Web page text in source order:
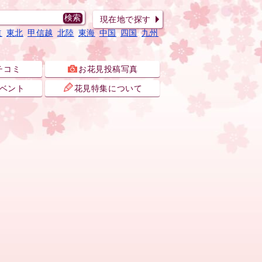
現在地で探す
東北 甲信越 北陸 東海 中国 四国 九州
コミ お花見投稿写真
ント 花見特集について